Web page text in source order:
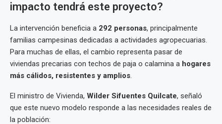
impacto tendrá este proyecto?
La intervención beneficia a 292 personas, principalmente
familias campesinas dedicadas a actividades agropecuarias.
Para muchas de ellas, el cambio representa pasar de
viviendas precarias con techos de paja o calamina a hogares
más cálidos, resistentes y amplios.
El ministro de Vivienda, Wilder Sifuentes Quilcate, señaló
que este nuevo modelo responde a las necesidades reales de
la población: